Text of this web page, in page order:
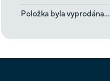
Položka byla vyprodána…